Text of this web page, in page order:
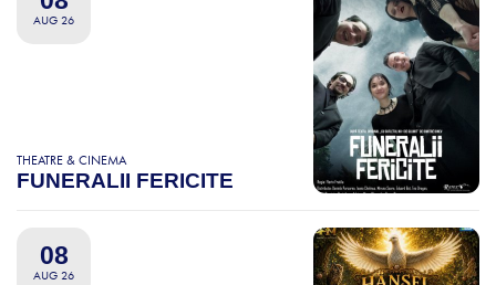
AUG 26
THEATRE & CINEMA
FUNERALII FERICITE
08
AUG 26